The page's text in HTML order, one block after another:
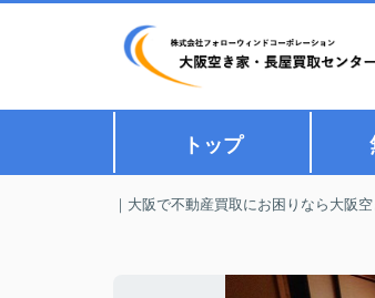
トップ
｜大阪で不動産買取にお困りなら大阪